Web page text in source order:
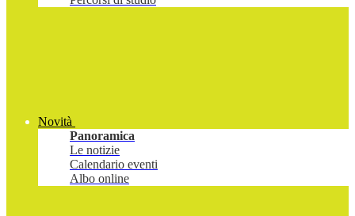
Novità
Panoramica
Le notizie
Calendario eventi
Albo online